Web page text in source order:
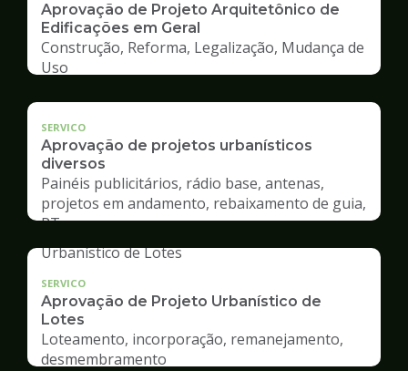
Aprovação de Projeto Arquitetônico de
Edificações em Geral
Construção, Reforma, Legalização, Mudança de
Uso
SERVICO
Aprovação de projetos urbanísticos
diversos
Painéis publicitários, rádio base, antenas,
projetos em andamento, rebaixamento de guia,
RT
SERVICO
Aprovação de Projeto Urbanístico de
Lotes
Loteamento, incorporação, remanejamento,
desmembramento